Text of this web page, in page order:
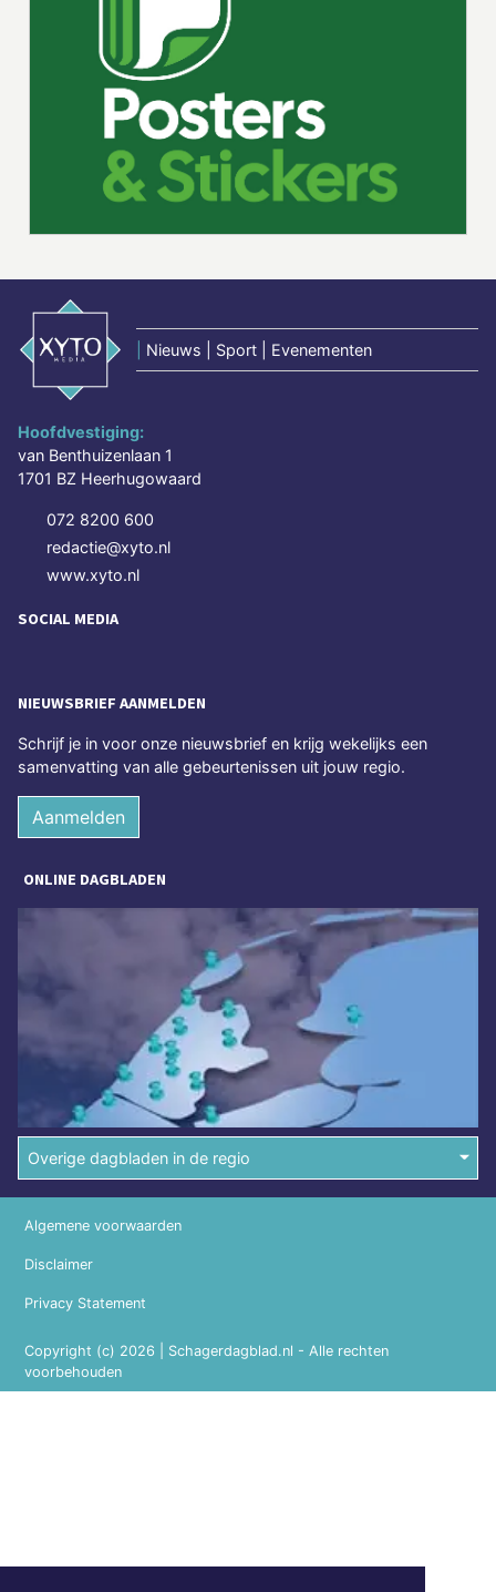
Nieuws | Sport | Evenementen
Hoofdvestiging:
van Benthuizenlaan 1
1701 BZ Heerhugowaard
072 8200 600
redactie@xyto.nl
www.xyto.nl
SOCIAL MEDIA
NIEUWSBRIEF AANMELDEN
Schrijf je in voor onze nieuwsbrief en krijg wekelijks een
samenvatting van alle gebeurtenissen uit jouw regio.
Aanmelden
ONLINE DAGBLADEN
Overige dagbladen in de regio
Copyright (c) 2026 | Schagerdagblad.nl - Alle rechten
voorbehouden
Algemene voorwaarden
Disclaimer
Privacy Statement